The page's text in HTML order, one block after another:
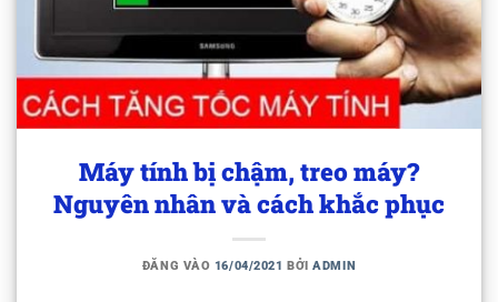
Máy tính bị chậm, treo máy?
Nguyên nhân và cách khắc phục
ĐĂNG VÀO 16/04/2021 BỞIADMIN